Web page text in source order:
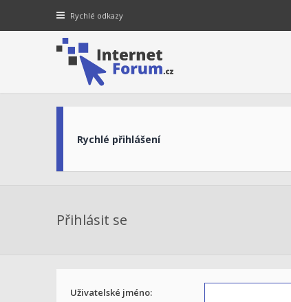
Rychlé odkazy
Rychlé přihlášení
Přihlásit se
Uživatelské jméno: